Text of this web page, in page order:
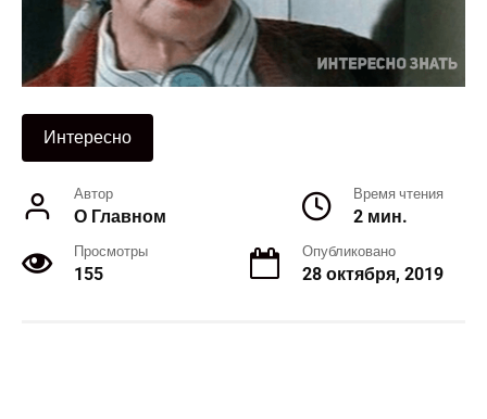
Интересно
Автор
О Главном
Время чтения
2 мин.
Просмотры
155
Опубликовано
28 октября, 2019